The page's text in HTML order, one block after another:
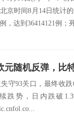
京时间8月14日统计
，达到36414121例；
元随机反弹，比
守93关口，最终收
跌势，日内跌破